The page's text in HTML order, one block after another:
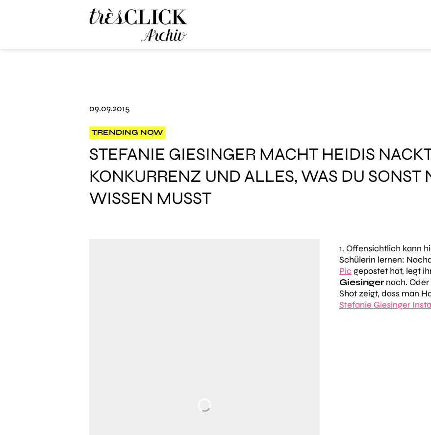
09.09.2015
TRENDING NOW
STEFANIE GIESINGER MACHT HEIDIS
KONKURRENZ UND ALLES, WAS DU SONST
WISSEN MUSST
1. Offensichtlich kann
Schülerin lernen:
Pic gepostet hat, legt
Giesinger nach.
Shot zeigt, dass man
Stefanie Giesinger